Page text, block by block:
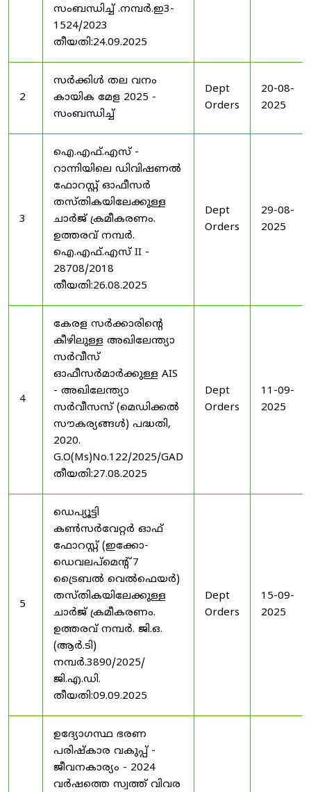
സംബന്ധിച്ച് .നമ്പർ.ഇ3-
1524/2023
തീയതി:24.09.2025
2
സർക്കിൾ തല വനം
കായിക മേള 2025 -
സംബന്ധിച്ച്
Dept
Orders
20-08-
2025
3
ഐ.എഫ്.എസ് -
റാന്നിയിലെ ഡിവിഷണൽ
ഫോറസ്റ്റ് ഓഫീസർ
തസ്തികയിലേക്കുള്ള
ചാർജ് ക്രമീകരണം.
ഉത്തരവ് നമ്പർ.
ഐ.എഫ്.എസ് II -
28708/2018
തീയതി:26.08.2025
Dept
Orders
29-08-
2025
4
കേരള സർക്കാരിന്റെ
കീഴിലുള്ള അഖിലേന്ത്യാ
സർവീസ്
ഓഫീസർമാർക്കുള്ള AIS
- അഖിലേന്ത്യാ
സർവീസസ് (മെഡിക്കൽ
സൗകര്യങ്ങൾ) പദ്ധതി,
2020.
G.O(Ms)No.122/2025/GAD
തീയതി:27.08.2025
Dept
Orders
11-09-
2025
5
ഡെപ്യൂട്ടി
കൺസർവേറ്റർ ഓഫ്
ഫോറസ്റ്റ് (ഇക്കോ-
ഡെവലപ്മെന്റ് 7
ട്രൈബൽ വെൽഫെയർ)
തസ്തികയിലേക്കുള്ള
ചാർജ് ക്രമീകരണം.
ഉത്തരവ് നമ്പർ. ജി.ഒ.
(ആർ.ടി)
നമ്പർ.3890/2025/
ജി.എ.ഡി.
തീയതി:09.09.2025
Dept
Orders
15-09-
2025
ഉദ്യോഗസ്ഥ ഭരണ
പരിഷ്കാര വകുപ്പ് -
ജീവനകാര്യം - 2024
വർഷത്തെ സ്വത്ത് വിവര